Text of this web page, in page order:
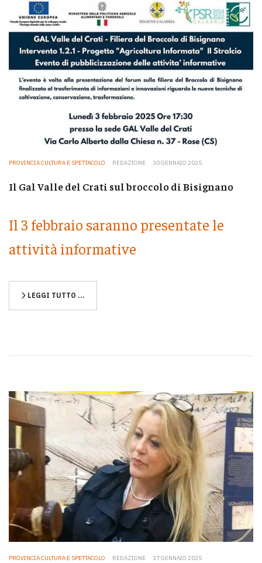
PROVINCIA CULTURA E SPETTACOLO REDAZIONE 30 GENNAIO 2025
Il Gal Valle del Crati sul broccolo di Bisignano
Il 3 febbraio saranno presentate le
attività informative
LEGGI TUTTO …
PROVINCIA CULTURA E SPETTACOLO REDAZIONE 17 GENNAIO 2025